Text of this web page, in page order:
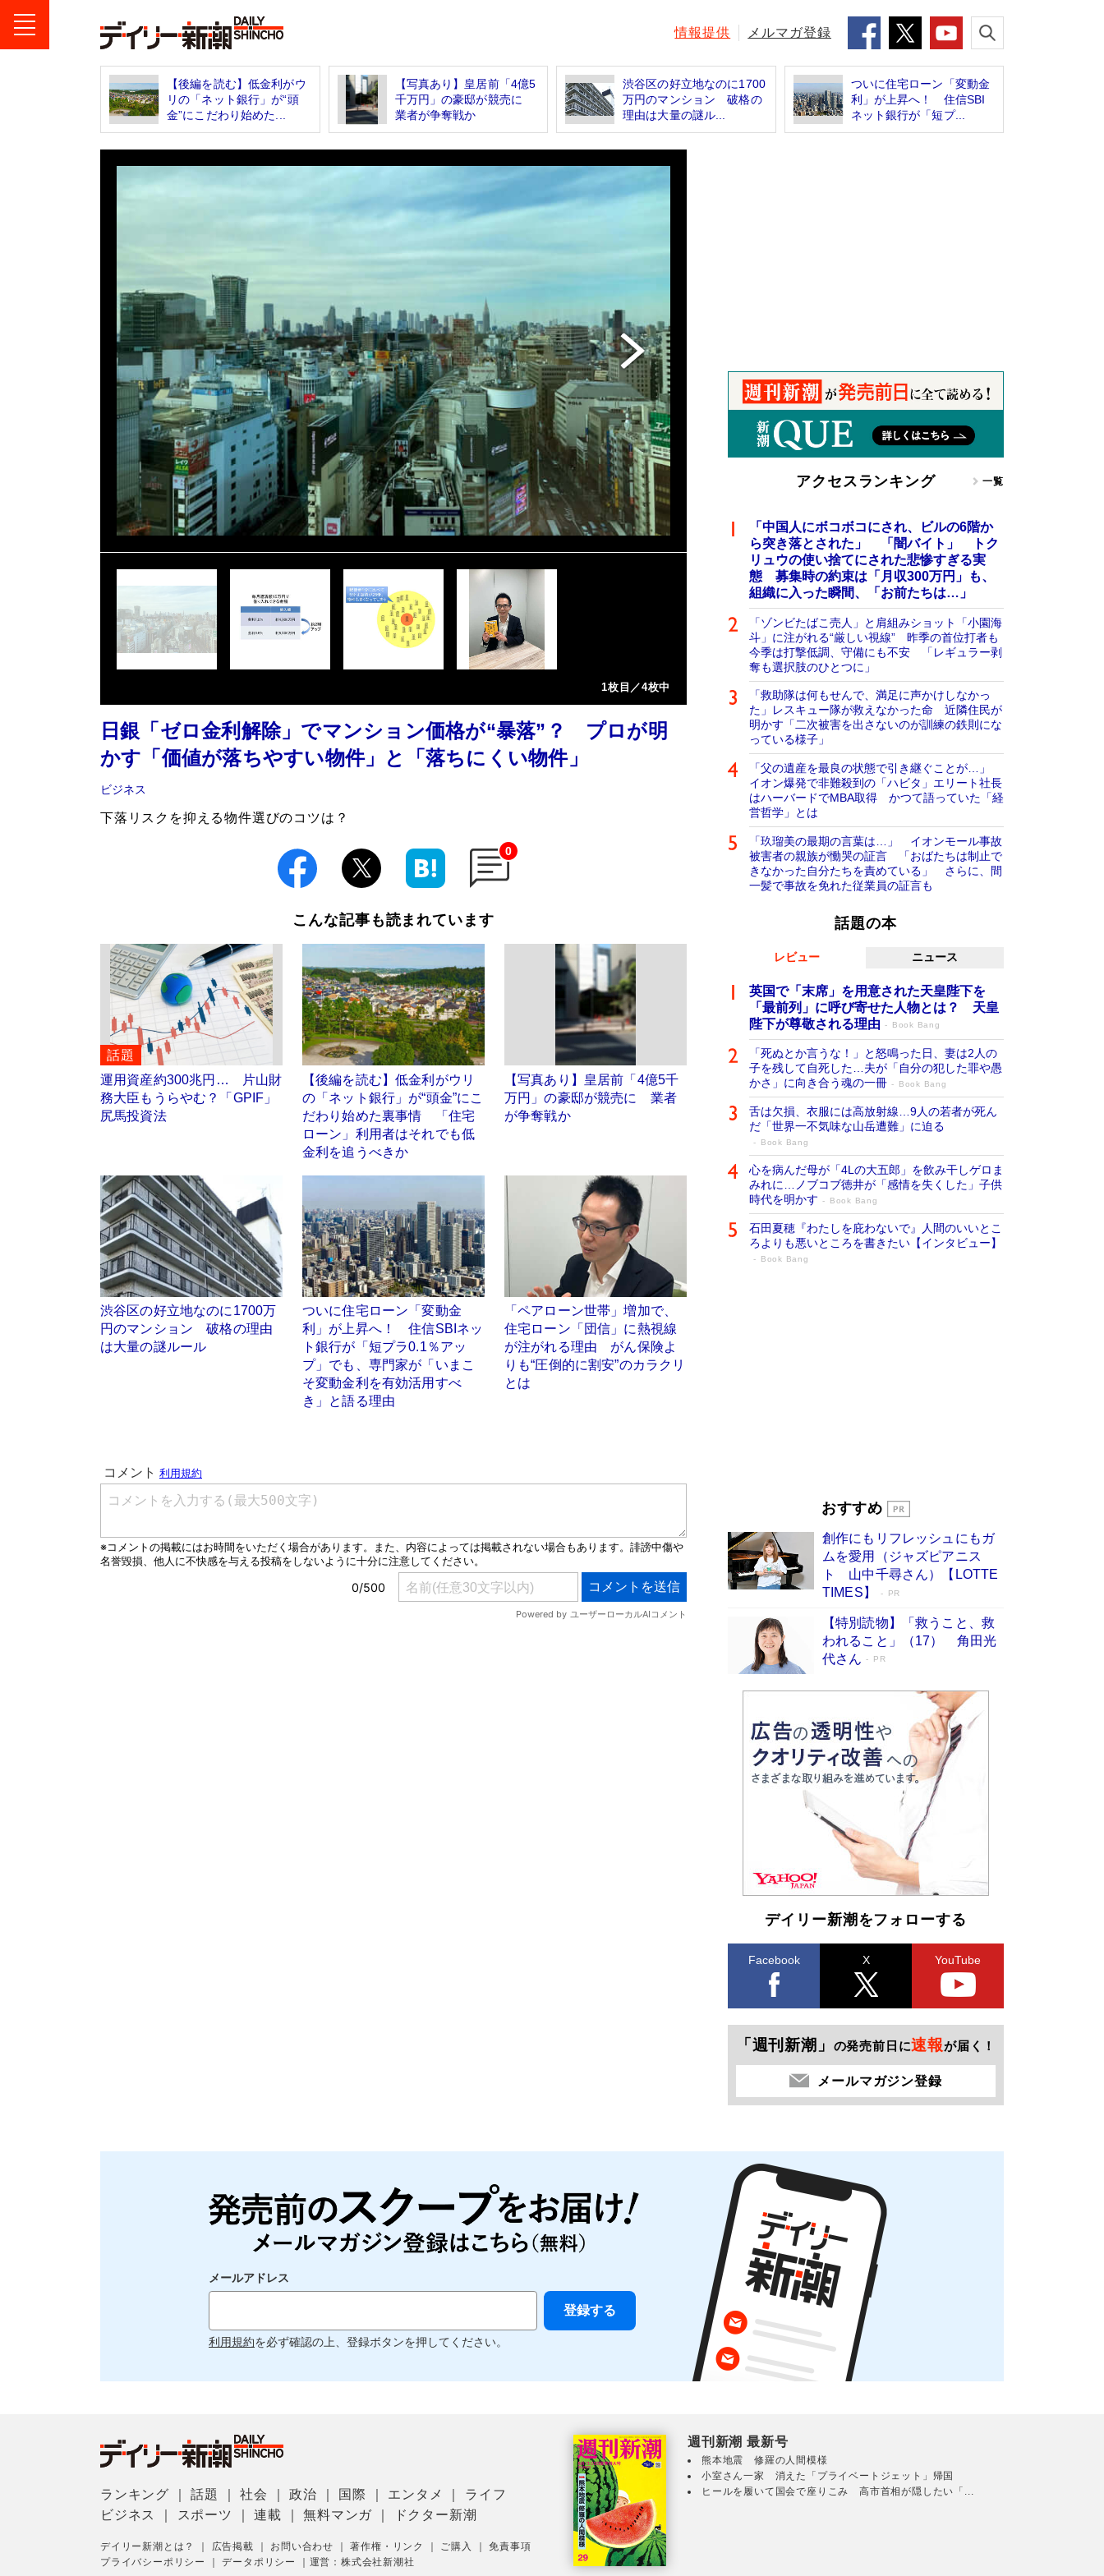
情報提供 メルマガ登録
【後編を読む】低金利がウ
リの「ネット銀行」が“頭
金”にこだわり始めた...
【写真あり】皇居前「4億5
千万円」の豪邸が競売に
業者が争奪戦か
渋谷区の好立地なのに1700
万円のマンション 破格の
理由は大量の謎ル...
ついに住宅ローン「変動金
利」が上昇へ！ 住信SBI
ネット銀行が「短プ...
1枚目／4枚中
日銀「ゼロ金利解除」でマンション価格が“暴落”？ プロが明
かす「価値が落ちやすい物件」と「落ちにくい物件」
ビジネス
下落リスクを抑える物件選びのコツは？
0
こんな記事も読まれています
話題
運用資産約300兆円… 片山財
務大臣もうらやむ？「GPIF」
尻馬投資法
【後編を読む】低金利がウリ
の「ネット銀行」が“頭金”にこ
だわり始めた裏事情 「住宅
ローン」利用者はそれでも低
金利を追うべきか
【写真あり】皇居前「4億5千
万円」の豪邸が競売に 業者
が争奪戦か
渋谷区の好立地なのに1700万
円のマンション 破格の理由
は大量の謎ルール
ついに住宅ローン「変動金
利」が上昇へ！ 住信SBIネッ
ト銀行が「短プラ0.1％アッ
プ」でも、専門家が「いまこ
そ変動金利を有効活用すべ
き」と語る理由
「ペアローン世帯」増加で、
住宅ローン「団信」に熱視線
が注がれる理由 がん保険よ
りも“圧倒的に割安”のカラクリ
とは
アクセスランキング 一覧
「中国人にボコボコにされ、ビルの6階か
ら突き落とされた」 「闇バイト」 トク
リュウの使い捨てにされた悲惨すぎる実
態 募集時の約束は「月収300万円」も、
組織に入った瞬間、「お前たちは…」
「ゾンビたばこ売人」と肩組みショット「小園海
斗」に注がれる“厳しい視線” 昨季の首位打者も
今季は打撃低調、守備にも不安 「レギュラー剥
奪も選択肢のひとつに」
「救助隊は何もせんで、満足に声かけしなかっ
た」レスキュー隊が救えなかった命 近隣住民が
明かす「二次被害を出さないのが訓練の鉄則にな
っている様子」
「父の遺産を最良の状態で引き継ぐことが…」
イオン爆発で非難殺到の「ハビタ」エリート社長
はハーバードでMBA取得 かつて語っていた「経
営哲学」とは
「玖瑠美の最期の言葉は…」 イオンモール事故
被害者の親族が慟哭の証言 「おばたちは制止で
きなかった自分たちを責めている」 さらに、間
一髪で事故を免れた従業員の証言も
話題の本
レビュー ニュース
英国で「末席」を用意された天皇陛下を
「最前列」に呼び寄せた人物とは？ 天皇
陛下が尊敬される理由
Book Bang
「死ぬとか言うな！」と怒鳴った日、妻は2人の
子を残して自死した…夫が「自分の犯した罪や愚
かさ」に向き合う魂の一冊
Book Bang
舌は欠損、衣服には高放射線…9人の若者が死ん
だ「世界一不気味な山岳遭難」に迫る
Book Bang
心を病んだ母が「4Lの大五郎」を飲み干しゲロま
みれに…ノブコブ徳井が「感情を失くした」子供
時代を明かす
Book Bang
石田夏穂『わたしを庇わないで』人間のいいとこ
ろよりも悪いところを書きたい【インタビュー】
Book Bang
「『火垂るの墓』は、大嘘である」原作者が抱き
続けた“自責の念”とは…「自己憐憫は描きたくな
い」監督が徹底的にこだわったこと（後編） #
戦争の記憶
Book Bang
おすすめ
創作にもリフレッシュにもガ
ムを愛用（ジャズピアニス
ト 山中千尋さん）【LOTTE
TIMES】
PR
【特別読物】「救うこと、救
われること」（17） 角田光
代さん
PR
デイリー新潮をフォローする
Facebook X YouTube
「週刊新潮」 の発売前日に速報が届く！
メールマガジン登録
メールアドレス
利用規約を必ず確認の上、登録ボタンを押してください。
ランキング ｜話題 ｜社会 ｜政治 国際 エンタメ
ライフ
ビジネス
スポーツ ｜連載 ｜無料マンガ ドクター新潮
デイリー新潮とは？ 広告掲載 お問い合わせ ｜著作権・リンク ご購入 ｜免責事項
プライバシーポリシー
｜データポリシー 運営：株式会社新潮社
週刊新潮 最新号
熊本地震 修羅の人間模様
小室さん一家 消えた「プライベートジェット」帰国
ヒールを履いて国会で座りこみ 高市首相が隠したい「...